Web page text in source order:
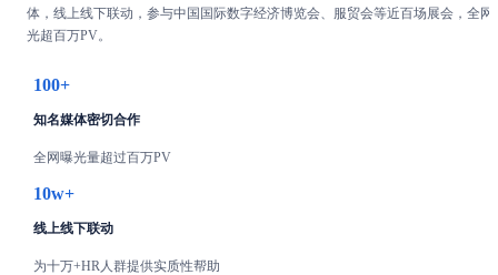
体，线上线下联动，参与中国国际数字经济博览会、服贸会等近百场展会，全网
光超百万PV。
100+
知名媒体密切合作
全网曝光量超过百万PV
10w+
线上线下联动
为十万+HR人群提供实质性帮助